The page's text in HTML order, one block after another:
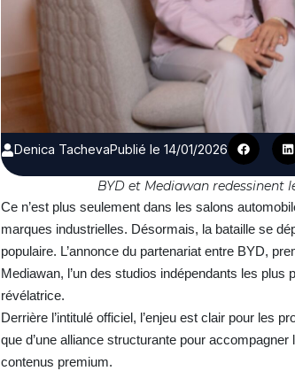
Denica TachevaPublié le 14/01/2026
BYD et Mediawan
Ce n’est plus seulement dans les salons
marques industrielles. Désormais, la bataille se
populaire. L’annonce du partenariat entre BYD,
Mediawan, l’un des studios indépendants les
révélatrice.
Derrière l’intitulé officiel, l’enjeu est clair pour les
que d’une alliance structurante pour
contenus premium.